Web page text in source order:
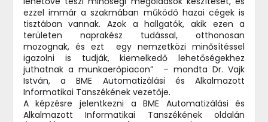
ezzel immár a szakmában működő hazai cégek is
tisztában vannak. Azok a hallgatók, akik ezen a
területen naprakész tudással, otthonosan
mozognak, és ezt egy nemzetközi minősítéssel
igazolni is tudják, kiemelkedő lehetőségekhez
juthatnak a munkaerőpiacon” – mondta Dr. Vajk
István, a BME Automatizálási és Alkalmazott
Informatikai Tanszékének vezetője.
A képzésre jelentkezni a BME Automatizálási és
Alkalmazott Informatikai Tanszékének oldalán